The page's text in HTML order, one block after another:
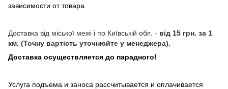
зависимости от товара.
Доставка від міської межі і по Київській обл. - від 15 грн. за 1
км. (Точну вартість уточнюйте у менеджера).
Доставка осуществляется до парадного!
Услуга подъема и заноса рассчитывается и оплачивается